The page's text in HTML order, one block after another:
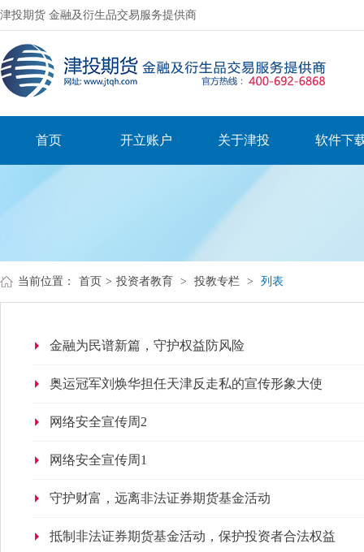
津投期货 金融及衍生品交易服务提供商
首页 开立账户 关于津投 软件下
当前位置： 首页 > 投资者教育 > 投教专栏 > 列表
金融为民谱新篇，守护权益防风险
奥运冠军刘焕华担任天津反走私的宣传形象大使
网络安全宣传周2
网络安全宣传周1
​守护财富，远离非法证券期货基金活动
抵制非法证券期货基金活动，保护投资者合法权益